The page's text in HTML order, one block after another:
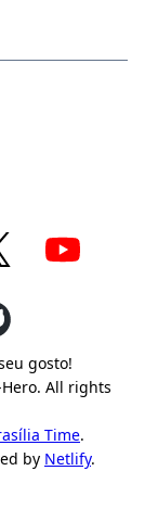
gosto!
All rights
Time.
by Netlify.